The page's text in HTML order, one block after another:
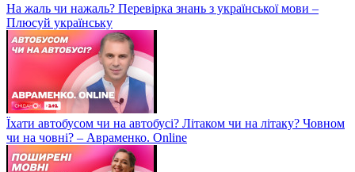
На жаль чи нажаль? Перевірка знань з української мови –
Плюсуй українську
Їхати автобусом чи на автобусі? Літаком чи на літаку? Човном
чи на човні? – Авраменко. Online